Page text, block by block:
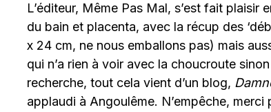
L’éditeur, Même Pas Mal, s’est fait
du bain et placenta, avec la récup des
x 24 cm, ne nous emballons pas) mais
qui n’a rien à voir avec la choucroute
recherche, tout cela vient d’un blog,
applaudi à Angoulême. N’empêche, merci